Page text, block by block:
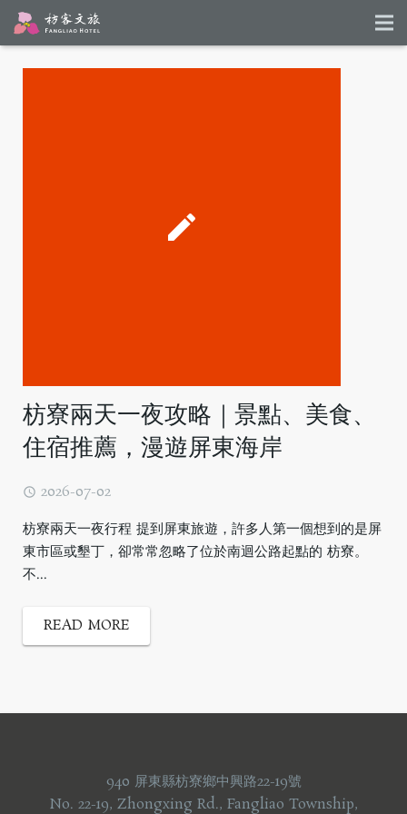
枋寮兩天一夜攻略｜景點、美食、
住宿推薦，漫遊屏東海岸
2026-07-02
枋寮兩天一夜行程 提到屏東旅遊，許多人第一個想到的是屏
東市區或墾丁，卻常常忽略了位於南迴公路起點的 枋寮。
不...
READ MORE
940 屏東縣枋寮鄉中興路22-19號
No. 22-19, Zhongxing Rd., Fangliao Township,